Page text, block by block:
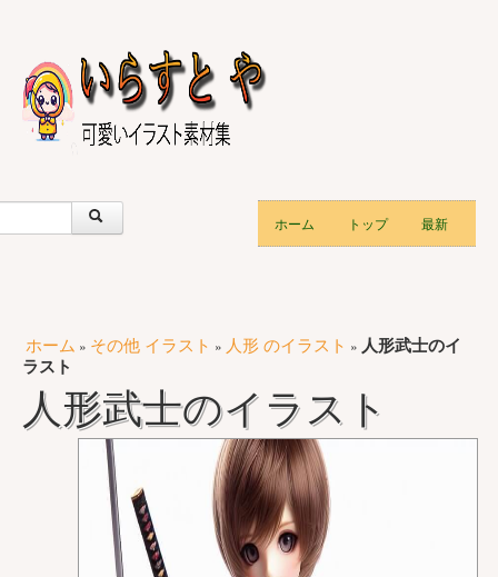
ホーム トップ 最新
ホーム » その他 イラスト » 人形 のイラスト » 人形武士のイ
ラスト
人形武士のイラスト